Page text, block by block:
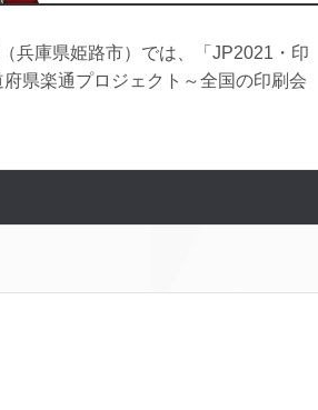
兵庫県姫路市）では、「JP2021・印
県楽通プロジェクト～全国の印刷会